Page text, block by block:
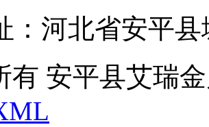
：河北省安平
有 安平县艾瑞